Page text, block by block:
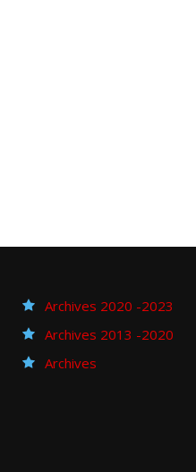
Archives 2020 -2023
Archives 2013 -2020
Archives